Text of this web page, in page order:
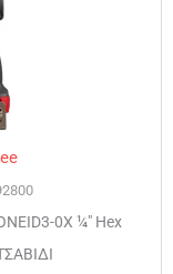
0X ¼″ Hex